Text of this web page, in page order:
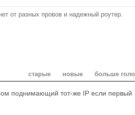
от разных провов и надежный роутер.
старые новые больше
поднимающий тот-же IP если первый